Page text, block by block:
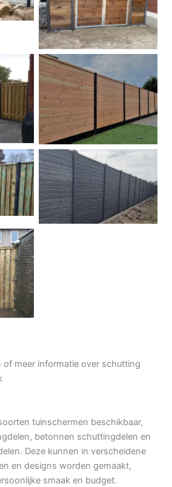
Dubbele poort
Douglas
Rots motief antraciet
of meer informatie over schutting
tuinschermen beschikbaar,
betonnen schuttingdelen en
Deze kunnen in verscheidene
en designs worden gemaakt,
smaak en budget.